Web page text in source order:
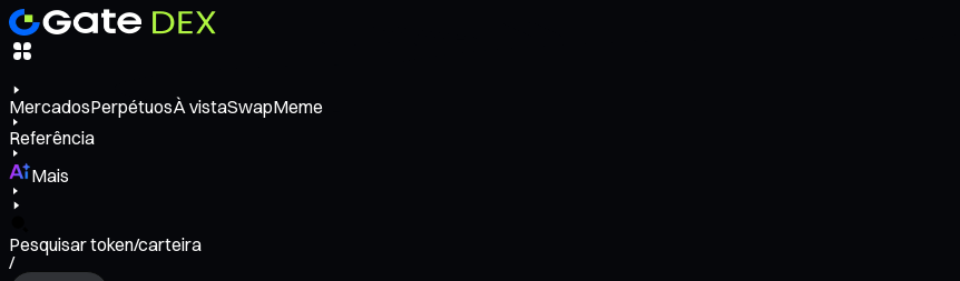
MercadosPerpétuosÀ vistaSwapMeme
Referência
Mais
Pesquisar token/carteira
/